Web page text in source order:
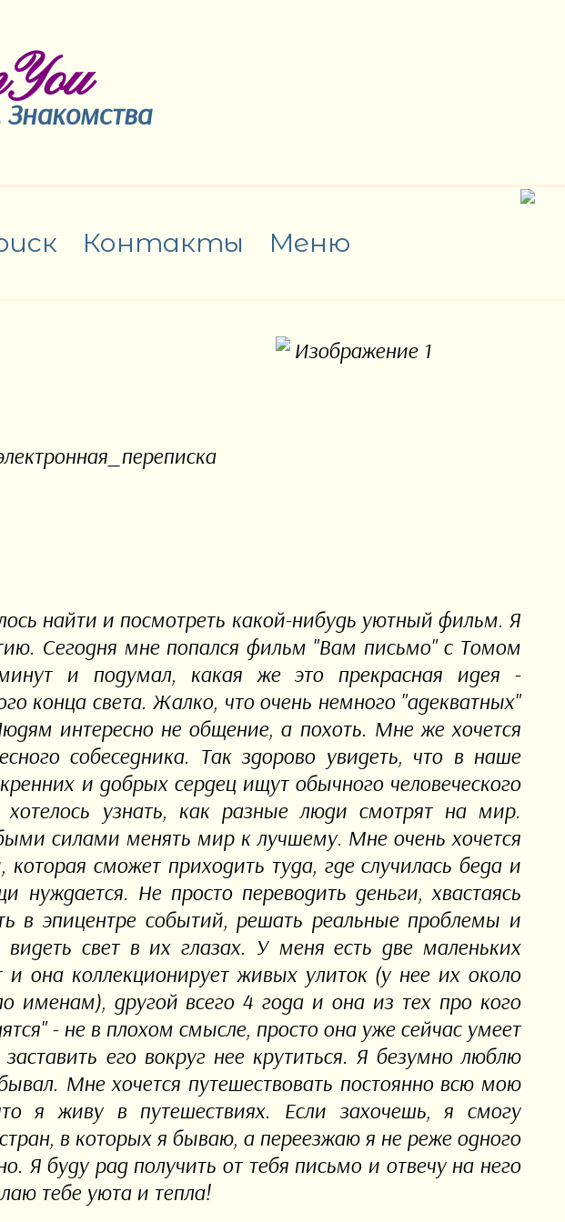
Контакты Меню
найти и посмотреть какой-нибудь уютный фильм. Я
Сегодня мне попался фильм "Вам письмо" с Томом
и подумал, какая же это прекрасная идея -
конца света. Жалко, что очень немного "адекватных"
интересно не общение, а похоть. Мне же хочется
собеседника. Так здорово увидеть, что в наше
и добрых сердец ищут обычного человеческого
узнать, как разные люди смотрят на мир.
силами менять мир к лучшему. Мне очень хочется
сможет приходить туда, где случилась беда и
Не просто переводить деньги, хвастаясь
в эпицентре событий, решать реальные проблемы и
видеть свет в их глазах. У меня есть две маленьких
и она коллекционирует живых улиток (у нее их около
именам), другой всего 4 года и она из тех про кого
- не в плохом смысле, просто она уже сейчас умеет
его вокруг нее крутиться. Я безумно люблю
Мне хочется путешествовать постоянно всю мою
я живу в путешествиях. Если захочешь, я смогу
в которых я бываю, а переезжаю я не реже одного
Я буду рад получить от тебя письмо и отвечу на него
тебе уюта и тепла!